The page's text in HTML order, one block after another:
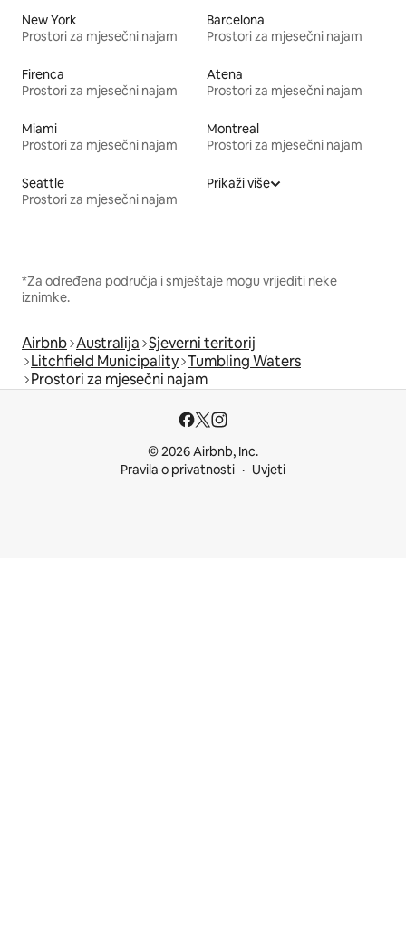
New York
Prostori za mjesečni najam
Barcelona
Prostori za mjesečni najam
Firenca
Prostori za mjesečni najam
Atena
Prostori za mjesečni najam
Miami
Prostori za mjesečni najam
Montreal
Prostori za mjesečni najam
Seattle
Prostori za mjesečni najam
Prikaži više
*Za određena područja i smještaje mogu vrijediti neke
iznimke.
Airbnb Australija Sjeverni teritorij
Litchfield Municipality Tumbling Waters
Prostori za mjesečni najam
© 2026 Airbnb, Inc.
Pravila o privatnosti
Uvjeti